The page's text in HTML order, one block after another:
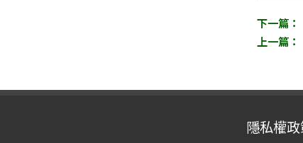
隱私權